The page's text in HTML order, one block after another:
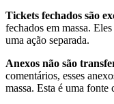
Tickets fechados são
fechados em massa.
uma ação separada.
Anexos não são
comentários, esses
massa. Esta é uma fonte